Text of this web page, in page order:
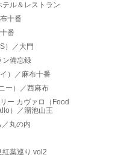
ル＆レストラン
十番
番
）／大門
ン備忘録
）／麻布十番
ー）／西麻布
ー カヴァロ（Food
）／溜池山王
丸の内
葉巡り vol2